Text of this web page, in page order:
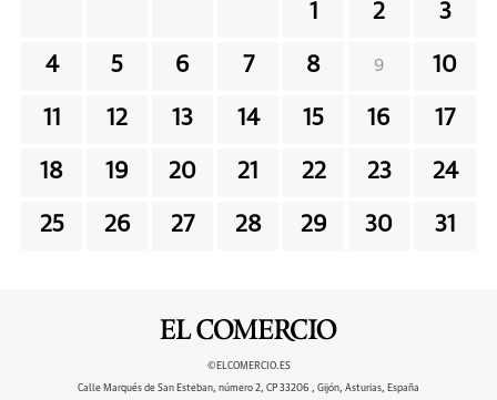
1 2 3
4 5 6 7 8 9 10
11 12 13 14 15 16 17
18 19 20 21 22 23 24
25 26 27 28 29 30 31
©ELCOMERCIO.ES
Calle Marqués de San Esteban, número 2, CP 33206 , Gijón, Asturias, España